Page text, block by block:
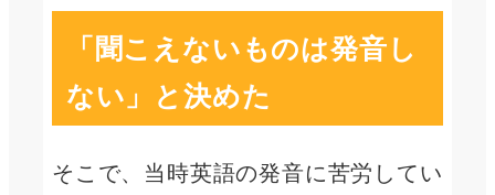
「聞こえないものは発音し
ない」と決めた
そこで、当時英語の発音に苦労してい